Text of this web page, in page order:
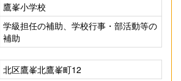
鷹峯小学校
学級担任の補助、学校行事・部活動等の
補助
北区鷹峯北鷹峯町12